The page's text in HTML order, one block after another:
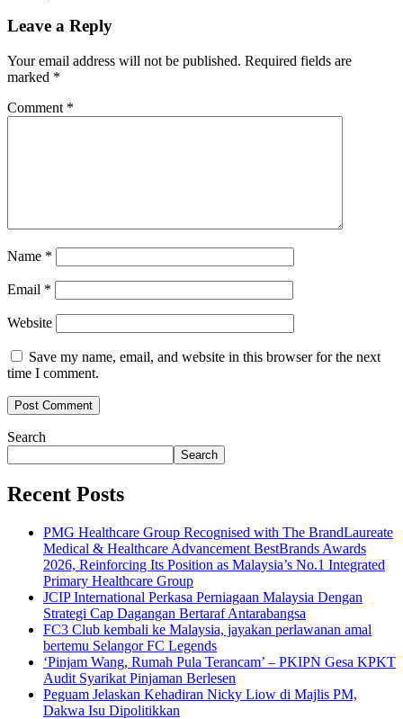
Leave a Reply
Your email address will not be published. Required fields are
marked *
Comment *
Name *
Email *
Website
Save my name, email, and website in this browser for the next
time I comment.
Search
Search
Recent Posts
PMG Healthcare Group Recognised with The BrandLaureate
Medical & Healthcare Advancement BestBrands Awards
2026, Reinforcing Its Position as Malaysia’s No.1 Integrated
Primary Healthcare Group
JCIP International Perkasa Perniagaan Malaysia Dengan
Strategi Cap Dagangan Bertaraf Antarabangsa
FC3 Club kembali ke Malaysia, jayakan perlawanan amal
bertemu Selangor FC Legends
‘Pinjam Wang, Rumah Pula Terancam’ – PKIPN Gesa KPKT
Audit Syarikat Pinjaman Berlesen
Peguam Jelaskan Kehadiran Nicky Liow di Majlis PM,
Dakwa Isu Dipolitikkan